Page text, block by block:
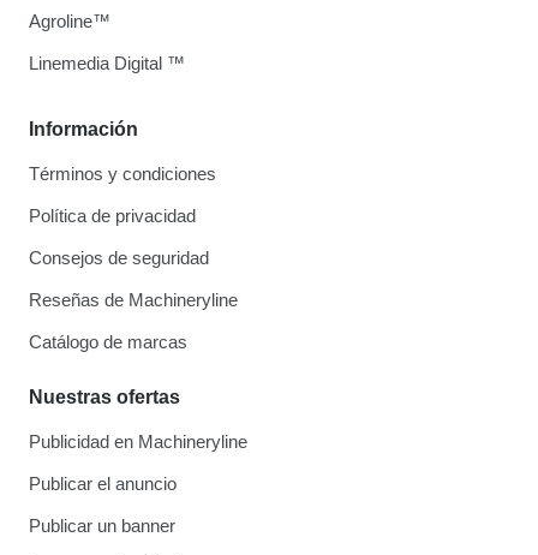
Información
Términos y condiciones
Política de privacidad
Consejos de seguridad
Reseñas de Machineryline
Catálogo de marcas
Nuestras ofertas
Publicidad en Machineryline
Publicar el anuncio
Publicar un banner
Agroline™
Linemedia Digital ™